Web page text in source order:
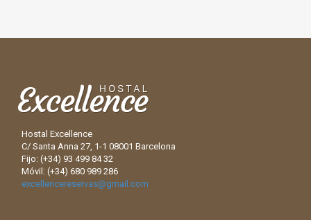
Hostal Excellence
C/ Santa Anna 27, 1-1 08001 Barcelona
Fijo: (+34) 93 499 84 32
Móvil: (+34) 680 989 286
excellencereservas@gmail.com